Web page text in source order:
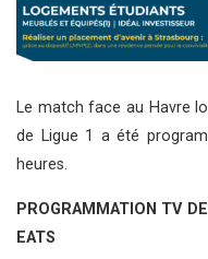
Le match face au Havre
de Ligue 1 a été
heures.
PROGRAMMATION TV
EATS